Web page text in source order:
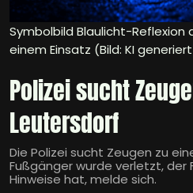
Symbolbild Blaulicht-
einem Einsatz (Bild: KI
Polizei sucht
Leutersdorf
Die Polizei sucht Zeugen zu
Fußgänger wurde verletzt, der
Hinweise hat, melde sich.